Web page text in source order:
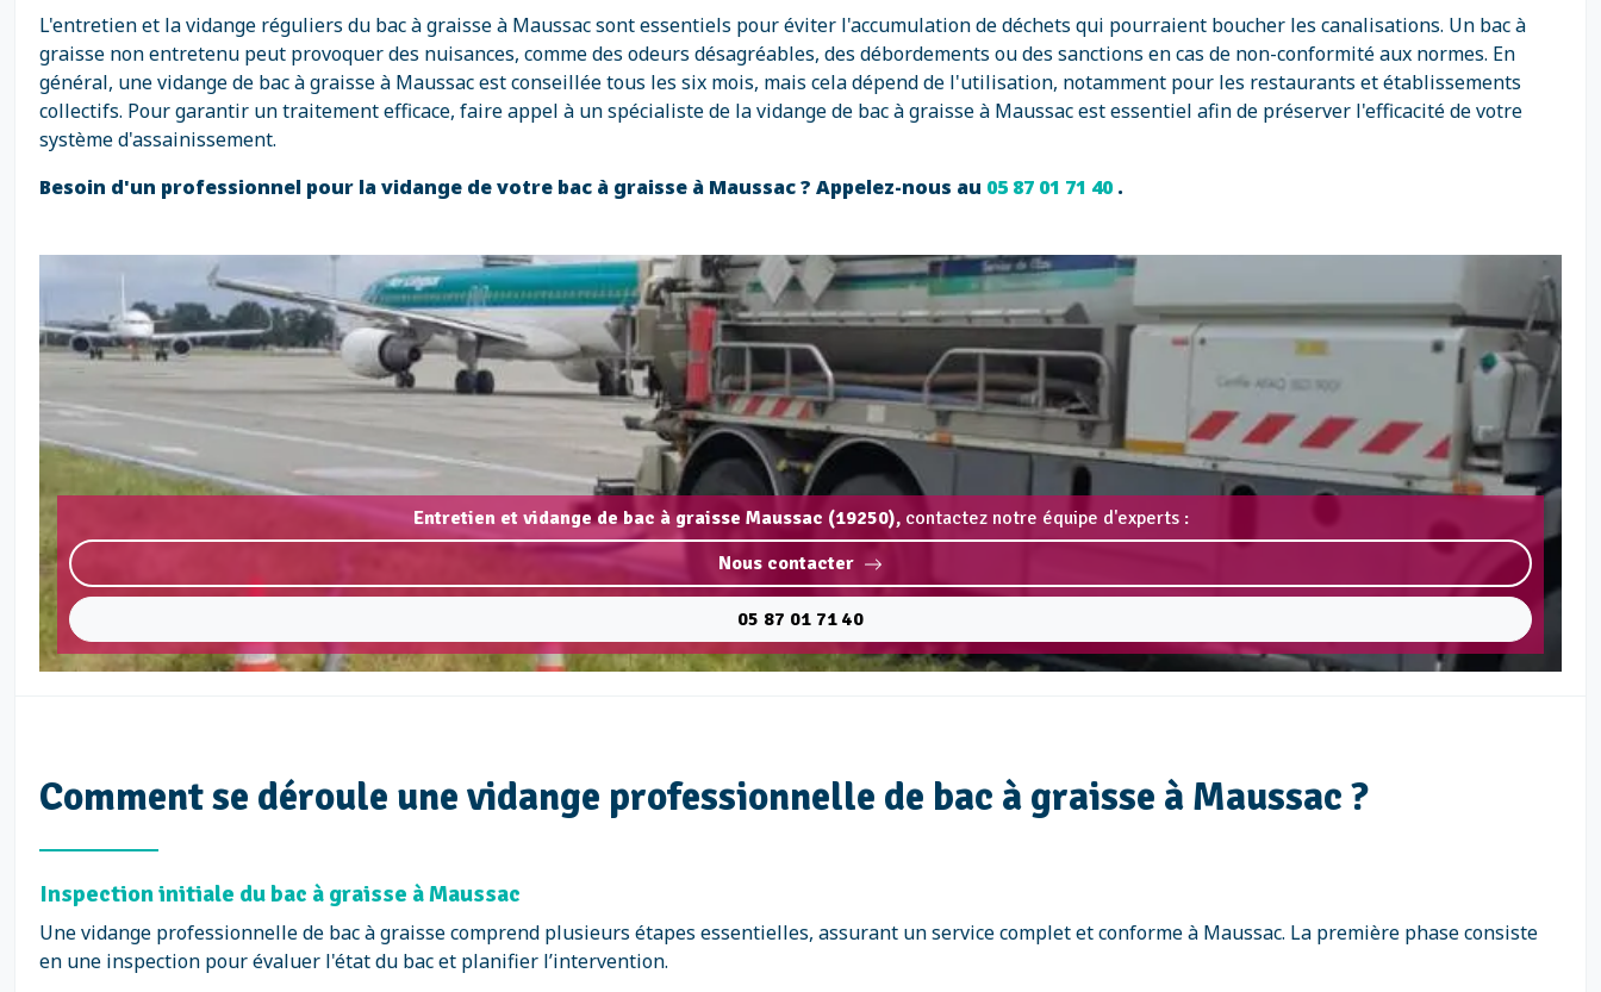
L'entretien et la vidange réguliers du bac à graisse à Maussac sont essentiels pour éviter l'accumulation de déchets qui pourraient boucher les canalisations. Un bac à
graisse non entretenu peut provoquer des nuisances, comme des odeurs désagréables, des débordements ou des sanctions en cas de non-conformité aux normes. En
général, une vidange de bac à graisse à Maussac est conseillée tous les six mois, mais cela dépend de l'utilisation, notamment pour les restaurants et établissements
collectifs. Pour garantir un traitement efficace, faire appel à un spécialiste de la vidange de bac à graisse à Maussac est essentiel afin de préserver l'efficacité de votre
système d'assainissement.
Besoin d'un professionnel pour la vidange de votre bac à graisse à Maussac ? Appelez-nous au 05 87 01 71 40.
Entretien et vidange de bac à graisse Maussac (19250), contactez notre équipe d'experts :
Nous contacter
05 87 01 71 40
Comment se déroule une vidange professionnelle de bac à graisse à Maussac ?
Inspection initiale du bac à graisse à Maussac
Une vidange professionnelle de bac à graisse comprend plusieurs étapes essentielles, assurant un service complet et conforme à Maussac. La première phase consiste
en une inspection pour évaluer l'état du bac et planifier l’intervention.